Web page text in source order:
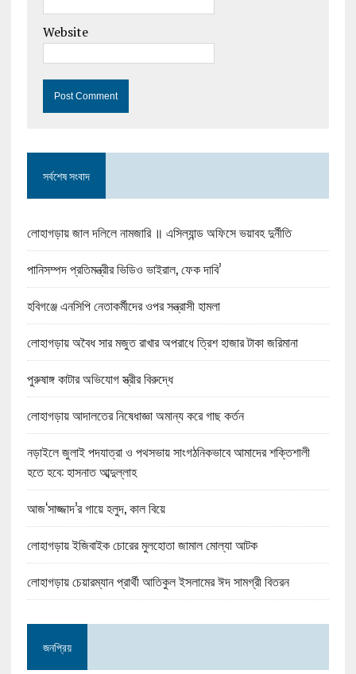
Website
সর্বশেষ সংবাদ
লোহাগড়ায় জাল দলিলে নামজারি ॥ এসিল্যান্ড অফিসে ভয়াবহ দুর্নীতি
পানিসম্পদ প্রতিমন্ত্রীর ভিডিও ভাইরাল, ফেক দাবি’
হবিগঞ্জে এনসিপি নেতাকর্মীদের ওপর সন্ত্রাসী হামলা
লোহাগড়ায় অবৈধ সার মজুত রাখার অপরাধে ত্রিশ হাজার টাকা জরিমানা
পুরুষাঙ্গ কাটার অভিযোগ স্ত্রীর বিরুদ্ধে
লোহাগড়ায় আদালতের নিষেধাজ্ঞা অমান্য করে গাছ কর্তন
নড়াইলে জুলাই পদযাত্রা ও পথসভায় সাংগঠনিকভাবে আমাদের শক্তিশালী
হতে হবে: হাসনাত আব্দুল্লাহ
আজ‘সাজ্জাদ’র গায়ে হলুদ, কাল বিয়ে
লোহাগড়ায় ইজিবাইক চোরের মুলহোতা জামাল মোল্যা আটক
লোহাগড়ায় চেয়ারম্যান প্রার্থী আতিকুল ইসলামের ঈদ সামগ্রী বিতরন
জনপ্রিয়